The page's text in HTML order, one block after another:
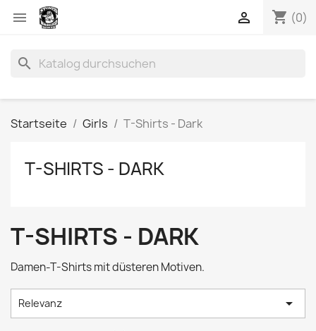
 shopping_cart (0)

search
Startseite Girls T-Shirts - Dark
T-SHIRTS - DARK
T-SHIRTS - DARK
Damen-T-Shirts mit düsteren Motiven.
Relevanz 